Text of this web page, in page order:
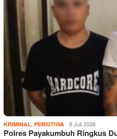
KRIMINAL PERISTIWA 9 Juli 2026
Polres Payakumbuh Ringkus